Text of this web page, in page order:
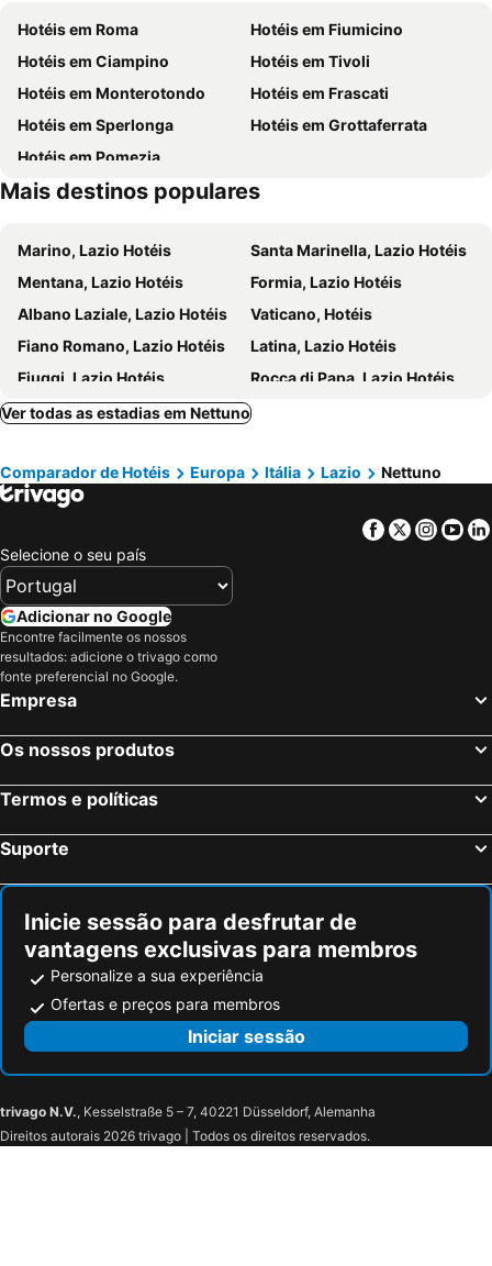
Circo Massimo Metro Station
Borgo Antico
Rainbow Magicland
Fashion District Valmontone Outlet
Garbatella
Appio-Latino
Marina di Nettuno
Laguna Village
Bella Rosa - Anzio Colonia - Marechiaro
Lido di Lavinio - Lido dei Pini - Lido dei Gigli
Torre Astura
Torvaianica
Monte Verde
Manzoni – Museo della Liberazione Metro Station
Nuvola di Fuksas
Don Bosco
Centro Commerciale Casetta Mattei
Via Appia Antica
Sepolcro degli Scipioni
Borghesiana
Hotéis em Roma
Hotéis em Fiumicino
Hotéis em Ciampino
Hotéis em Tivoli
Hotéis em Monterotondo
Hotéis em Frascati
Hotéis em Sperlonga
Hotéis em Grottaferrata
Hotéis em Pomezia
Mais destinos populares
Marino, Lazio Hotéis
Santa Marinella, Lazio Hotéis
Mentana, Lazio Hotéis
Formia, Lazio Hotéis
Albano Laziale, Lazio Hotéis
Vaticano, Hotéis
Fiano Romano, Lazio Hotéis
Latina, Lazio Hotéis
Fiuggi, Lazio Hotéis
Rocca di Papa, Lazio Hotéis
Guidonia Montecelio, Lazio Hotéis
Cassino, Lazio Hotéis
Anzio, Lazio Hotéis
Sezze, Lazio Hotéis
Ladispoli, Lazio Hotéis
Ponza, Lazio Hotéis
Roma, Lazio Hotéis
Ciampino, Lazio Hotéis
Monterotondo, Lazio Hotéis
Sperlonga, Lazio Hotéis
Pomezia, Lazio Hotéis
Nápoles, Campanha Hotéis
Palermo, Sicília Hotéis
Verona, Veneto Hotéis
Ver todas as estadias em Nettuno
Comparador de Hotéis Europa Itália Lazio Nettuno
Facebook
Twitter
Selecione o seu país
Adicionar no Google
Encontre facilmente os nossos
resultados: adicione o trivago como
fonte preferencial no Google.
Empresa
Os nossos produtos
Termos e políticas
Suporte
Inicie sessão para desfrutar de
vantagens exclusivas para membros
Personalize a sua experiência
Ofertas e preços para membros
Iniciar sessão
trivago N.V., Kesselstraße 5 – 7, 40221 Düsseldorf, Alemanha
Direitos autorais 2026 trivago | Todos os direitos reservados.